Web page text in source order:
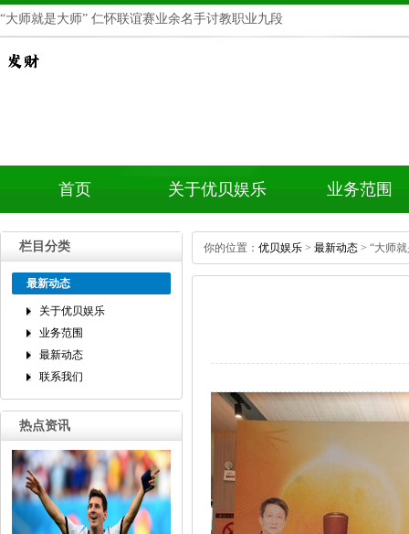
“大师就是大师”仁怀联谊赛业余名手讨教职业九段
首页 关于优贝娱乐 业务范围
栏目分类
最新动态
关于优贝娱乐
业务范围
最新动态
联系我们
热点资讯
你的位置： 优贝娱乐 > 最新动态 >“大师